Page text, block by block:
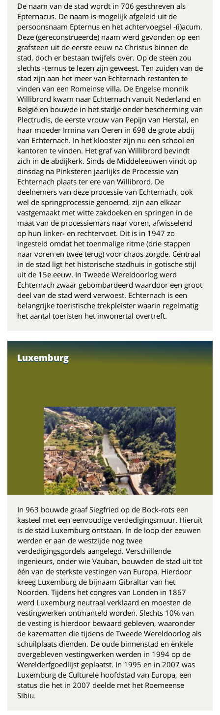
De naam van de stad wordt in 706 geschreven als
Epternacus. De naam is mogelijk afgeleid uit de
persoonsnaam Epternus en het achtervoegsel -(i)acum.
Deze (gereconstrueerde) naam werd gevonden op een
grafsteen uit de eerste eeuw na Christus binnen de
stad, doch er bestaan twijfels over. Op de steen zou
slechts -ternus te lezen zijn geweest. Ten zuiden van de
stad zijn aan het meer van Echternach restanten te
vinden van een Romeinse villa. De Engelse monnik
Willibrord kwam naar Echternach vanuit Nederland en
België en bouwde in het stadje onder bescherming van
Plectrudis, de eerste vrouw van Pepijn van Herstal, en
haar moeder Irmina van Oeren in 698 de grote abdij
van Echternach. In het klooster zijn nu een school en
kantoren te vinden. Het graf van Willibrord bevindt
zich in de abdijkerk. Sinds de Middeleeuwen vindt op
dinsdag na Pinksteren jaarlijks de Processie van
Echternach plaats ter ere van Willibrord. De
deelnemers van deze processie van Echternach, ook
wel de springprocessie genoemd, zijn aan elkaar
vastgemaakt met witte zakdoeken en springen in de
maat van de processiemars naar voren, afwisselend
op hun linker- en rechtervoet. Dit is in 1947 zo
ingesteld omdat het toenmalige ritme (drie stappen
naar voren en twee terug) voor chaos zorgde. Centraal
in de stad ligt het historische stadhuis in gotische stijl
uit de 15e eeuw. In Tweede Wereldoorlog werd
Echternach zwaar gebombardeerd waardoor een groot
deel van de stad werd verwoest. Echternach is een
belangrijke toeristische trekpleister waarin regelmatig
het aantal toeristen het inwonertal overtreft.
Luxemburg
In 963 bouwde graaf Siegfried op de Bock-rots een
kasteel met een eenvoudige verdedigingsmuur. Hieruit
is de stad Luxemburg ontstaan. In de loop der eeuwen
werden er aan de westzijde nog twee
verdedigingsgordels aangelegd. Verschillende
ingenieurs, onder wie Vauban, bouwden de stad uit tot
één van de sterkste vestingen van Europa. Hierdoor
kreeg Luxemburg de bijnaam Gibraltar van het
Noorden. Tijdens het congres van Londen in 1867
werd Luxemburg neutraal verklaard en moesten de
vestingwerken ontmanteld worden. Slechts 10% van
de vesting is hierdoor bewaard gebleven, waaronder
de kazematten die tijdens de Tweede Wereldoorlog als
schuilplaats dienden. De oude binnenstad en enkele
overgebleven vestingwerken werden in 1994 op de
Werelderfgoedlijst geplaatst. In 1995 en in 2007 was
Luxemburg de Culturele hoofdstad van Europa, een
status die het in 2007 deelde met het Roemeense
Sibiu.